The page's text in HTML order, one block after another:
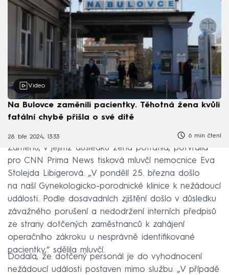
Video
Na Bulovce zaměnili pacientky. Těhotná žena kvůli
fatální chybě přišla o své dítě
28. bře 2024, 13:33 6 min čtení
Záměnu, v jejímž důsledku žena potratila, potvrdila
pro CNN Prima News tisková mluvčí nemocnice Eva
Stolejda Libigerová. „V pondělí 25. března došlo
na naší Gynekologicko-porodnické klinice k nežádoucí
události. Podle dosavadních zjištění došlo v důsledku
závažného porušení a nedodržení interních předpisů
ze strany dotčených zaměstnanců k zahájení
operačního zákroku u nesprávně identifikované
pacientky,“ sdělila mluvčí.
Dodala, že dotčený personál je do vyhodnocení
nežádoucí události postaven mimo službu. „V případě